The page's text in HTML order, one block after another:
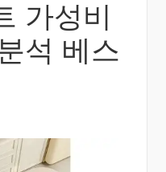
가성비
석 베스